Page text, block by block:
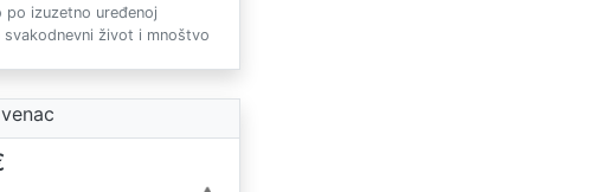
po izuzetno uređenoj
život i mnoštvo